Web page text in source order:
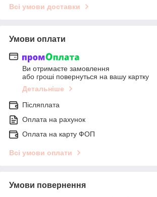
Всі умови доставки
Умови оплати
Ви отримаєте замовлення
або гроші повернуться на вашу картку
Детальніше
Післяплата
Оплата на рахунок
Оплата на карту ФОП
Всі умови оплати
Умови повернення